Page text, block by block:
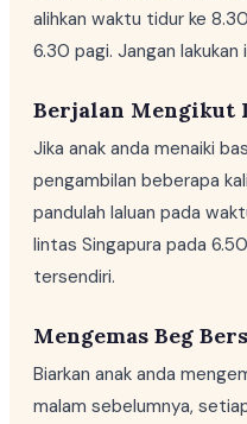
alihkan waktu tidur ke
6.30 pagi. Jangan
Berjalan Mengikut
Jika anak anda menaiki
pengambilan beberapa
pandulah laluan pada
lintas Singapura pada
tersendiri.
Mengemas Beg
Biarkan anak anda
malam sebelumnya,